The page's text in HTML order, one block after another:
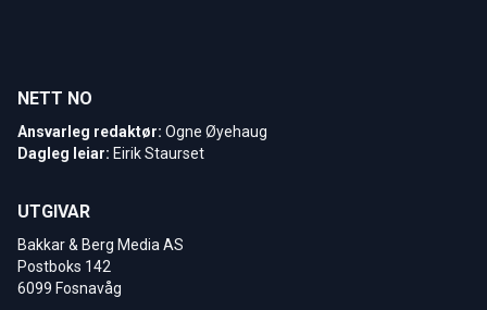
NETT NO
Ansvarleg redaktør: Ogne Øyehaug
Dagleg leiar: Eirik Staurset
UTGIVAR
Bakkar & Berg Media AS
Postboks 142
6099 Fosnavåg